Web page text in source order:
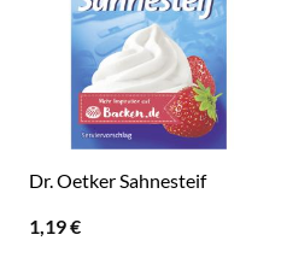
Dr. Oetker Sahnesteif
1,19€